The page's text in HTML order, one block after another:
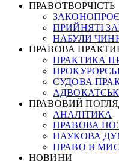
ПРАВОТВОРЧІСТЬ
ПРИЙНЯТІ
НАБУЛИ
ПРАВОВА
ПРАКТИКА
СУДОВА
ПРАВОВИЙ
АНАЛІТИКА
ПРАВОВА
НАУКОВА
ПРАВО В
НОВИНИ